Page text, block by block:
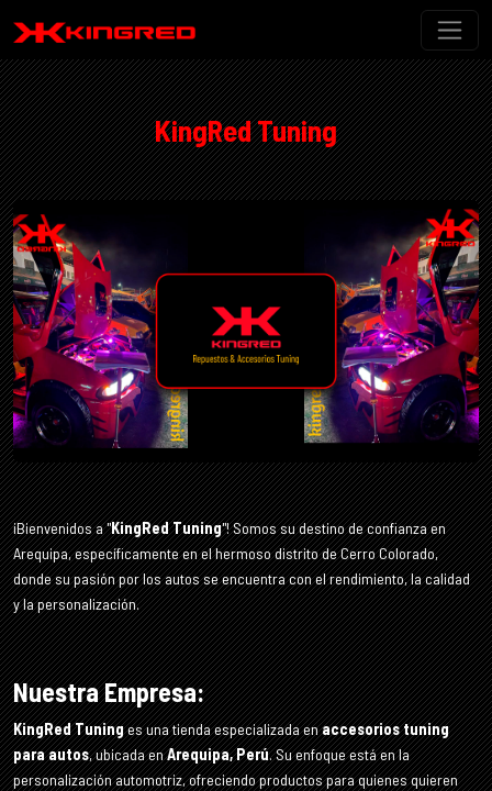
KingRed Tuning
¡Bienvenidos a "KingRed Tuning"! Somos su destino de confianza en
Arequipa, específicamente en el hermoso distrito de Cerro Colorado,
donde su pasión por los autos se encuentra con el rendimiento, la calidad
y la personalización.
Nuestra Empresa:
KingRed Tuninges una tienda especializada enaccesorios tuning
para autos, ubicada enArequipa, Perú. Su enfoque está en la
personalización automotriz, ofreciendo productos para quienes quieren